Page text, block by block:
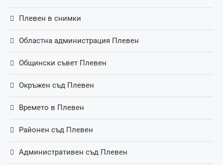
Плевен в снимки
Областна администрация Плевен
Общински съвет Плевен
Окръжен съд Плевен
Времето в Плевен
Районен съд Плевен
Административен съд Плевен